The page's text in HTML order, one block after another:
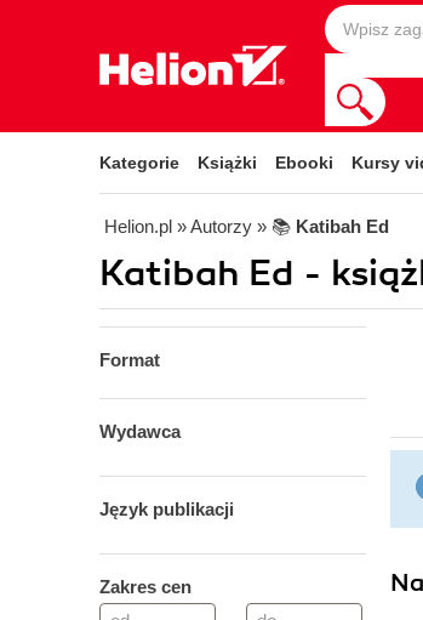
Kategorie Książki Ebooki Kursy
Helion.pl » Autorzy » 📚 Katibah Ed
Katibah Ed -
Format
Wydawca
Język publikacji
Zakres cen